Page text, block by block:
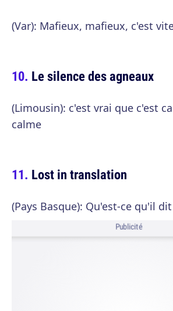
(Var): Mafieux, mafieux, c'est
Le silence des agneaux
(Limousin): c'est vrai que c'est
calme
Lost in translation
(Pays Basque): Qu'est-ce qu'il
Publicité